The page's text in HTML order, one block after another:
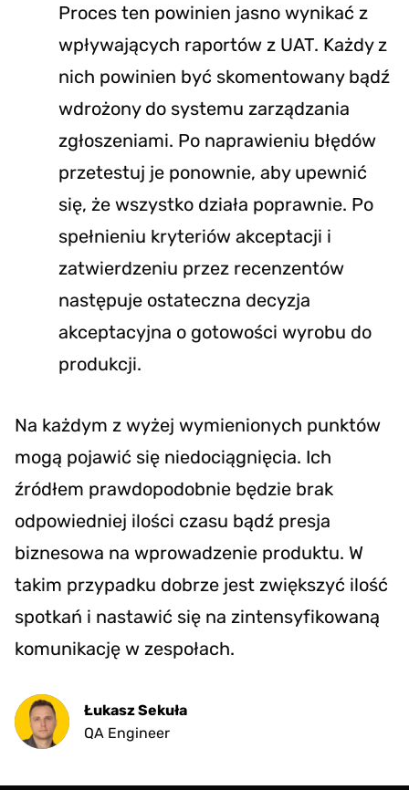
Proces ten powinien jasno wynikać z
wpływających raportów z UAT. Każdy z
nich powinien być skomentowany bądź
wdrożony do systemu zarządzania
zgłoszeniami. Po naprawieniu błędów
przetestuj je ponownie, aby upewnić
się, że wszystko działa poprawnie. Po
spełnieniu kryteriów akceptacji i
zatwierdzeniu przez recenzentów
następuje ostateczna decyzja
akceptacyjna o gotowości wyrobu do
produkcji.
Na każdym z wyżej wymienionych punktów
mogą pojawić się niedociągnięcia. Ich
źródłem prawdopodobnie będzie brak
odpowiedniej ilości czasu bądź presja
biznesowa na wprowadzenie produktu. W
takim przypadku dobrze jest zwiększyć ilość
spotkań i nastawić się na zintensyfikowaną
komunikację w zespołach.
Łukasz Sekuła
QA Engineer